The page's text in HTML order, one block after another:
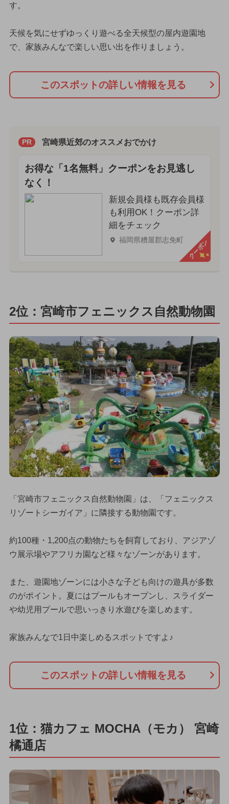
す。
天候を気にせずゆっくり遊べる全天候型の屋内遊園地
で、家族みんなで楽しい思い出を作りましょう。
このスポットの詳しい情報を見る
PR 宮崎県近郊のオススメおでかけ
お得な「1名無料」クーポンをお見逃し
なく！
新規会員様も既存会員様
も利用OK！クーポン詳
細をチェック
福岡県糟屋郡志免町 クーポン
2位：宮崎市フェニックス自然動物園
「宮崎市フェニックス自然動物園」は、「フェニックス
リゾートシーガイア」に隣接する動物園です。
約100種・1,200点の動物たちを飼育しており、アジアゾ
ウ展示場やアフリカ園など様々なゾーンがあります。
また、遊園地ゾーンには小さな子ども向けの遊具が多数
のがポイント。夏にはプールもオープンし、スライダー
や幼児用プールで思いっきり水遊びを楽しめます。
家族みんなで1日中楽しめるスポットですよ♪
このスポットの詳しい情報を見る
1位：猫カフェ MOCHA（モカ） 宮崎
橘通店